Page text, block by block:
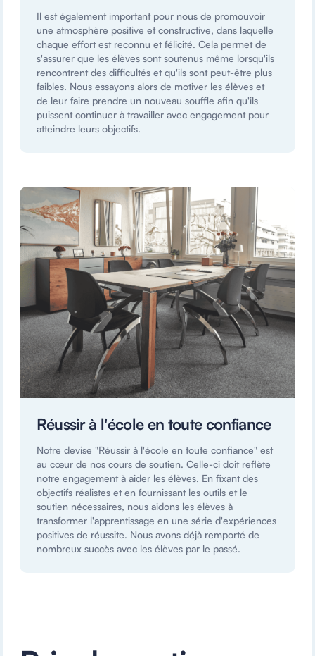
Il est également important pour nous de promouvoir
une atmosphère positive et constructive, dans laquelle
chaque effort est reconnu et félicité. Cela permet de
s'assurer que les élèves sont soutenus même lorsqu'ils
rencontrent des difficultés et qu'ils sont peut-être plus
faibles. Nous essayons alors de motiver les élèves et
de leur faire prendre un nouveau souffle afin qu'ils
puissent continuer à travailler avec engagement pour
atteindre leurs objectifs.
Réussir à l'école en toute confiance
Notre devise "Réussir à l'école en toute confiance" est
au cœur de nos cours de soutien. Celle-ci doit reflète
notre engagement à aider les élèves. En fixant des
objectifs réalistes et en fournissant les outils et le
soutien nécessaires, nous aidons les élèves à
transformer l'apprentissage en une série d'expériences
positives de réussite. Nous avons déjà remporté de
nombreux succès avec les élèves par le passé.